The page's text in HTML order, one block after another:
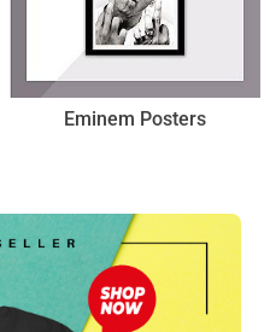
Eminem Posters